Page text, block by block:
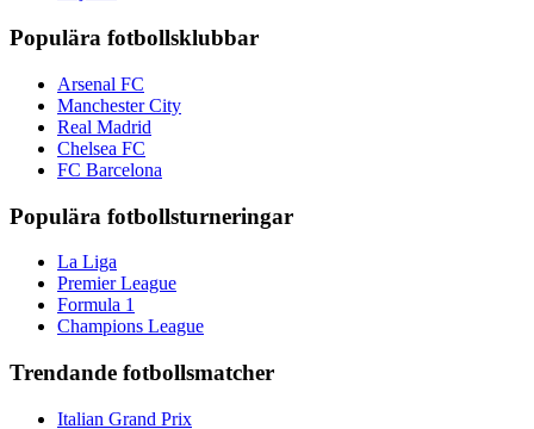
Populära fotbollsklubbar
Arsenal FC
Manchester City
Real Madrid
Chelsea FC
FC Barcelona
Populära fotbollsturneringar
La Liga
Premier League
Formula 1
Champions League
Trendande fotbollsmatcher
Italian Grand Prix